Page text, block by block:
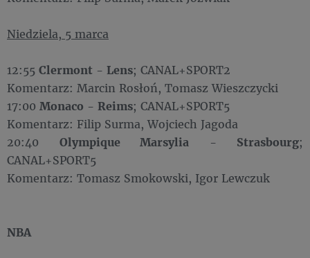
Niedziela, 5 marca
12:55 Clermont - Lens; CANAL+SPORT2
Komentarz: Marcin Rosłoń, Tomasz Wieszczycki
17:00 Monaco - Reims; CANAL+SPORT5
Komentarz: Filip Surma, Wojciech Jagoda
20:40 Olympique Marsylia - Strasbourg;
CANAL+SPORT5
Komentarz: Tomasz Smokowski, Igor Lewczuk
NBA